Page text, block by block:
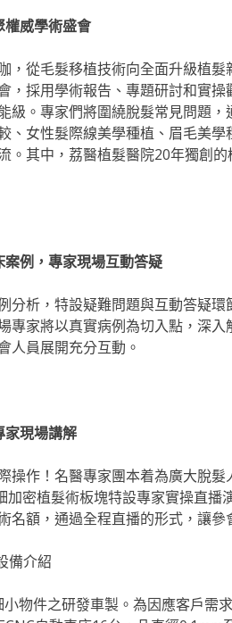
權威學術盛會
，從毛髮移植技術向全面升級植
，採用學術報告、專題研討和實
級。專家們將圍繞脫髮常見問題
、女性髮際線美學種植、眉毛美
。其中，荔醫植髮醫院20年獨創
案例，專家現場互動答疑
分析，特設疑難問題與互動答疑
專家將以真實病例為切入點，深
人員展開充分互動。
家現場講解
操作！名醫專家團本着為廣大脫
加密植髮術板塊特設專家實操直播
名額，通過全程直播的形式，讓
備介紹
物件之研發車製。為因應客戶需